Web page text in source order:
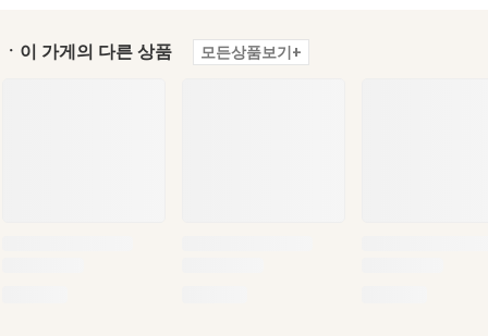
ㆍ이 가게의 다른 상품 모든상품보기+